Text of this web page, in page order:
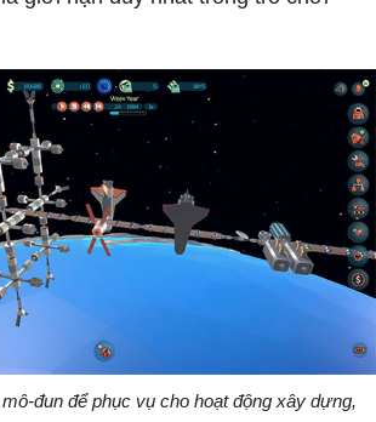
đun để phục vụ cho hoạt động xây dựng,